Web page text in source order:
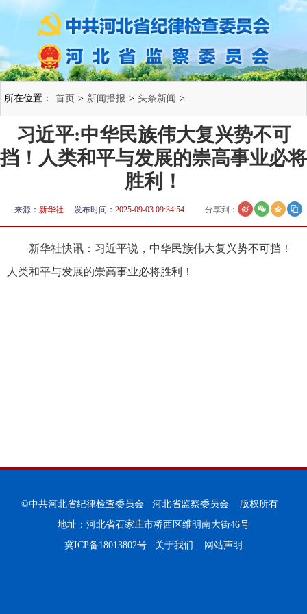
所在位置： 首页 > 新闻播报 > 头条新闻 >
习近平:中华民族伟大复兴势不可
挡！人类和平与发展的崇高事业必将
胜利！
来源： 新华社 发布时间： 2025-09-03 09:34:54 分享到：
新华社快讯：习近平说，中华民族伟大复兴势不可挡！
人类和平与发展的崇高事业必将胜利！
©中共河北省纪律检查委员会 河北省监察委员会 版权所有
地址：河北省石家庄市桥西区维明南大街46号
冀ICP备18013802号
关于我们 网站声明